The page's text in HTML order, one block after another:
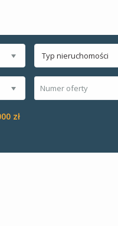
Typ nieruchomości
zł